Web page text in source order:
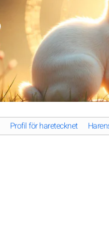
Profil för haretecknet